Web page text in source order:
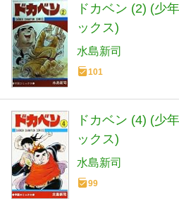
ドカベン (2) (少
ックス)
水島新司
101
ドカベン (4) (少
ックス)
水島新司
99